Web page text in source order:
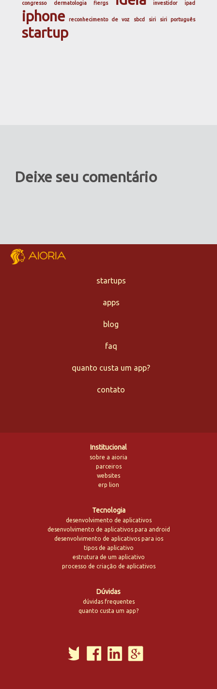
congresso dermatologia fiergs investidor ipad
iphone reconhecimento de voz sbcd siri siri português
startup
Deixe seu comentário
startups
apps
blog
faq
quanto custa um app?
contato
Institucional
sobre a aioria
parceiros
websites
erp lion
Tecnologia
desenvolvimento de aplicativos
desenvolvimento de aplicativos para android
desenvolvimento de aplicativos para ios
tipos de aplicativo
estrutura de um aplicativo
processo de criação de aplicativos
Dúvidas
dúvidas frequentes
quanto custa um app?